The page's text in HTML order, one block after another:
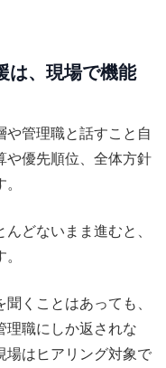
は、現場で機能
管理職と話すこと自
や優先順位、全体方針
どないまま進むと、
くことはあっても、
職にしか返されな
場はヒアリング対象で